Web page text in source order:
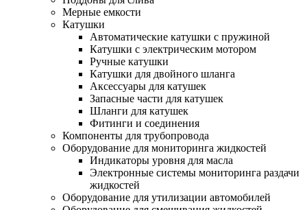
Мерные емкости
Катушки
Автоматические катушки с пружиной
Катушки с электрическим мотором
Ручные катушки
Катушки для двойного шланга
Аксессуары для катушек
Запасные части для катушек
Шланги для катушек
Фитинги и соединения
Компоненты для трубопровода
Оборудование для мониторинга жидкостей
Индикаторы уровня для масла
Электронные системы мониторинга раздачи
жидкостей
Оборудование для утилизации автомобилей